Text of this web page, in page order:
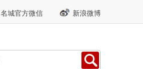
名城官方微信 新浪微博